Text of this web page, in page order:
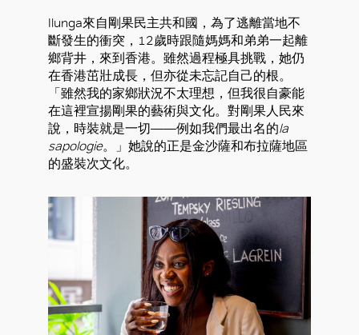
Ilunga來自剛果民主共和國，為了逃離當地不
斷發生的衝突，12歲時跟隨媽媽和弟弟一起離
鄉背井，來到香港。雖然過程極具挑戰，她仍
在香港茁壯成長，但亦從未忘記自己的根。
「雖然我的家鄉狀況不太理想，但我很自豪能
在這裡宣揚剛果的藝術與文化。對剛果人民來
說，時裝就是一切——例如我們最出名的la
sapologie。」她說的正是金沙薩和布拉薩地區
的盛裝次文化。